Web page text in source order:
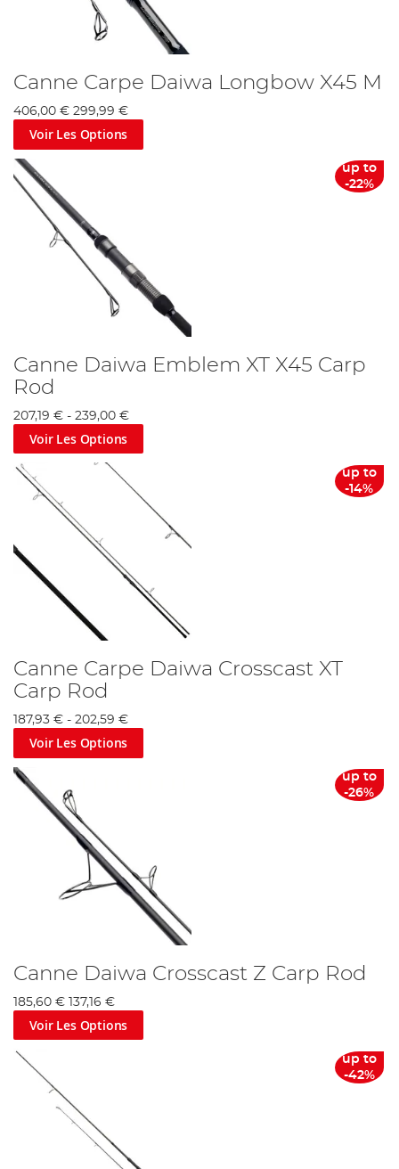
Canne Carpe Daiwa Longbow X45 M
406,00 € 299,99 €
Voir Les Options
up to
-22%
Canne Daiwa Emblem XT X45 Carp
Rod
207,19 € - 239,00 €
Voir Les Options
up to
-14%
Canne Carpe Daiwa Crosscast XT
Carp Rod
187,93 € - 202,59 €
Voir Les Options
up to
-26%
Canne Daiwa Crosscast Z Carp Rod
185,60 € 137,16 €
Voir Les Options
up to
-42%